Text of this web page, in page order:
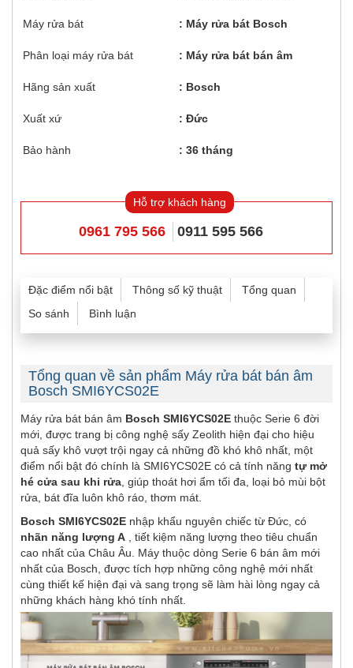
Máy rửa bát Máy rửa bát Bosch
Phân loại máy rửa bát Máy rửa bát bán âm
Hãng sản xuất Bosch
Xuất xứ Đức
Bảo hành 36 tháng
Hỗ trợ khách hàng
0961 795 566 0911 595 566
Đặc điểm nổi bật Thông số kỹ thuật
Tổng quan
So sánh
Bình luận
Tổng quan về sản phẩm Máy rửa bát bán âm
Bosch SMI6YCS02E
Máy rửa bát bán âm Bosch SMI6YCS02E thuộc Serie 6 đời
mới, được trang bị công nghệ sấy Zeolith hiện đại cho hiệu
quả sấy khô vượt trội ngay cả những đồ khó khô nhất, một
điểm nổi bật đó chính là SMI6YCS02E có cả tính năng tự mở
hé cửa sau khi rửa, giúp thoát hơi ẩm tối đa, loại bỏ mùi bột
rửa, bát đĩa luôn khô ráo, thơm mát.
Bosch SMI6YCS02E nhập khẩu nguyên chiếc từ Đức, có
nhãn năng lượng A , tiết kiệm năng lượng theo tiêu chuẩn
cao nhất của Châu Âu. Máy thuộc dòng Serie 6 bán âm mới
nhất của Bosch, được tích hợp những công nghệ mới nhất
cùng thiết kế hiện đại và sang trọng sẽ làm hài lòng ngay cả
những khách hàng khó tính nhất.